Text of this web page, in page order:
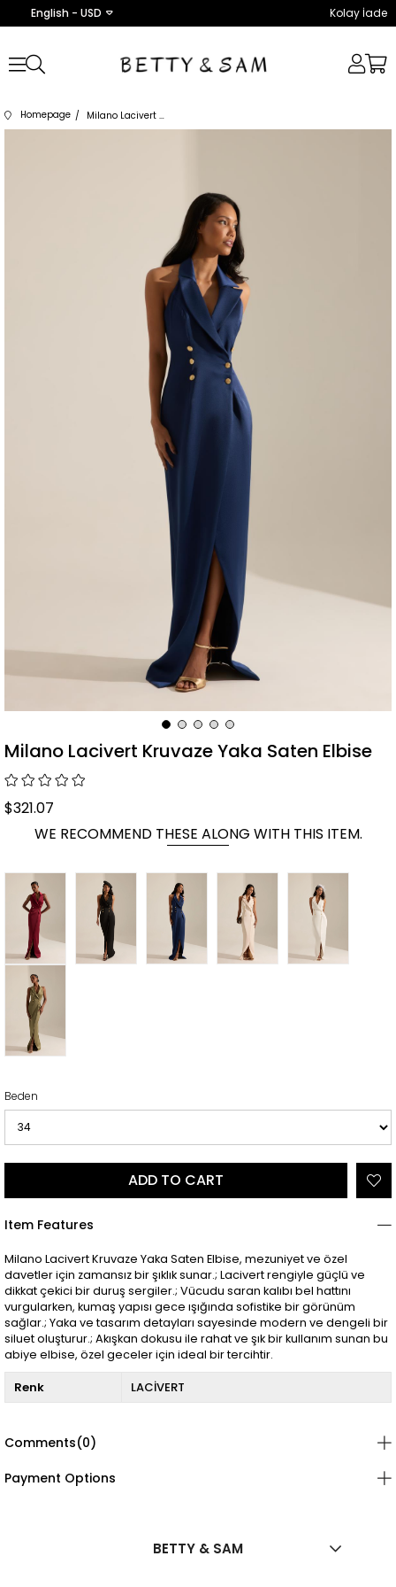
English - USD Kolay İade
Homepage Milano Lacivert Kruvaze Yaka Saten Elbise
Milano Lacivert Kruvaze Yaka Saten Elbise
$321.07
WE RECOMMEND THESE ALONG WITH THIS ITEM.
Beden
Item Features
Milano Lacivert Kruvaze Yaka Saten Elbise, mezuniyet ve özel
davetler için zamansız bir şıklık sunar.; Lacivert rengiyle güçlü ve
dikkat çekici bir duruş sergiler.; Vücudu saran kalıbı bel hattını
vurgularken, kumaş yapısı gece ışığında sofistike bir görünüm
sağlar.; Yaka ve tasarım detayları sayesinde modern ve dengeli bir
siluet oluşturur.; Akışkan dokusu ile rahat ve şık bir kullanım sunan bu
abiye elbise, özel geceler için ideal bir tercihtir.
Renk LACİVERT
Comments(0)
Payment Options
BETTY & SAM